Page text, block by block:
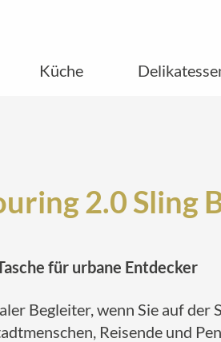
Küche
2.0 Sling
für urbane Entdecker
Begleiter, wenn Sie auf der
Reisende und